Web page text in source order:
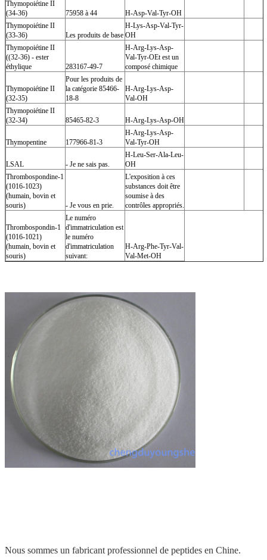
Thymopoiétine II
(34-36)
75958 à 44
H-Asp-Val-Tyr-OH
Thymopoiétine II
(33-36)
Les produits de base
H-Lys-Asp-Val-Tyr-
OH
Thymopoiétine II
((32-36) - ester
éthylique
283167-49-7
H-Arg-Lys-Asp-
Val-Tyr-OEt est un
composé chimique
Thymopoiétine II
(32-35)
Pour les produits de
la catégorie 85466-
18-8
H-Arg-Lys-Asp-
Val-OH
Thymopoiétine II
(32-34)
85465-82-3 H-Arg-Lys-Asp-OH
Thymopentine 177966-81-3
H-Arg-Lys-Asp-
Val-Tyr-OH
LSAL - Je ne sais pas.
H-Leu-Ser-Ala-Leu-
OH
Thrombospondine-1
(1016-1023)
(humain, bovin et
souris)
- Je vous en prie.
L'exposition à ces
substances doit être
soumise à des
contrôles appropriés.
Thrombospondin-1
(1016-1021)
(humain, bovin et
souris)
Le numéro
d'immatriculation est
le numéro
d'immatriculation
suivant:
H-Arg-Phe-Tyr-Val-
Val-Met-OH
Nous sommes un fabricant professionnel de peptides en Chine.